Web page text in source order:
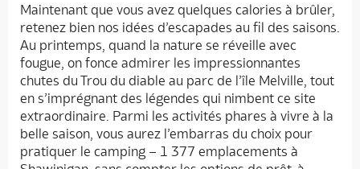
Maintenant que vous avez quelques calories à brûler,
retenez bien nos idées d’escapades au fil des saisons.
Au printemps, quand la nature se réveille avec
fougue, on fonce admirer les impressionnantes
chutes du Trou du diable au parc de l’île Melville, tout
en s’imprégnant des légendes qui nimbent ce site
extraordinaire. Parmi les activités phares à vivre à la
belle saison, vous aurez l’embarras du choix pour
pratiquer le camping – 1 377 emplacements à